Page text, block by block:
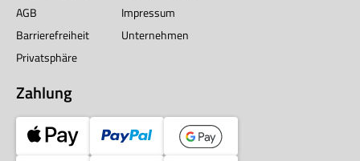
AGB
Impressum
Barrierefreiheit
Unternehmen
Privatsphäre
Zahlung